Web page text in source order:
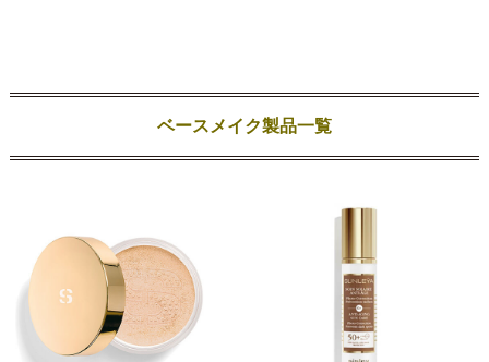
ベースメイク製品一覧